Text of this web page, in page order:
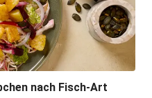
nach Fisch-Art